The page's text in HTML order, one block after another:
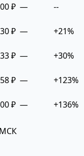
₽ — --
₽ — +21%
₽ — +30%
₽ — +123%
₽ — +136%
МСК